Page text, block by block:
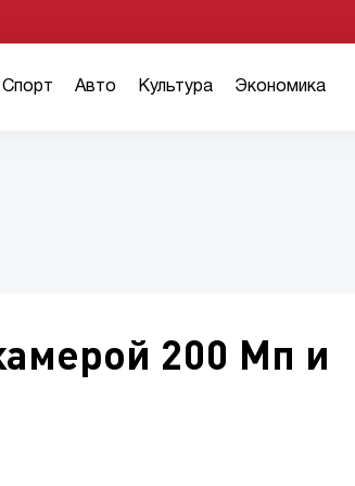
Спорт Авто Культура Экономика
200 Мп и